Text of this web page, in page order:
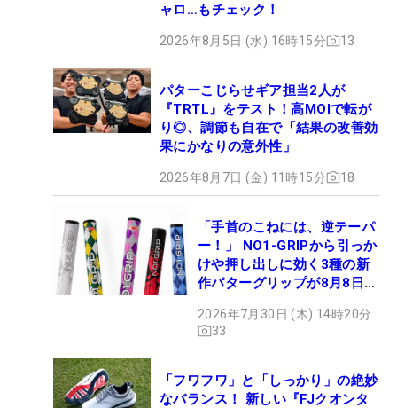
ャロ…もチェック！
2026年8月5日 (水) 16時15分 13
パターこじらせギア担当2人が
『TRTL』をテスト！高MOIで転が
り◎、調節も自在で「結果の改善効
果にかなりの意外性」
2026年8月7日 (金) 11時15分 18
「手首のこねには、逆テーパ
ー！」 NO1-GRIPから引っか
けや押し出しに効く3種の新
作パターグリップが8月8日デ
2026年7月30日 (木) 14時20分
33
「フワフワ」と「しっかり」の絶妙
なバランス！ 新しい『FJクオンタ